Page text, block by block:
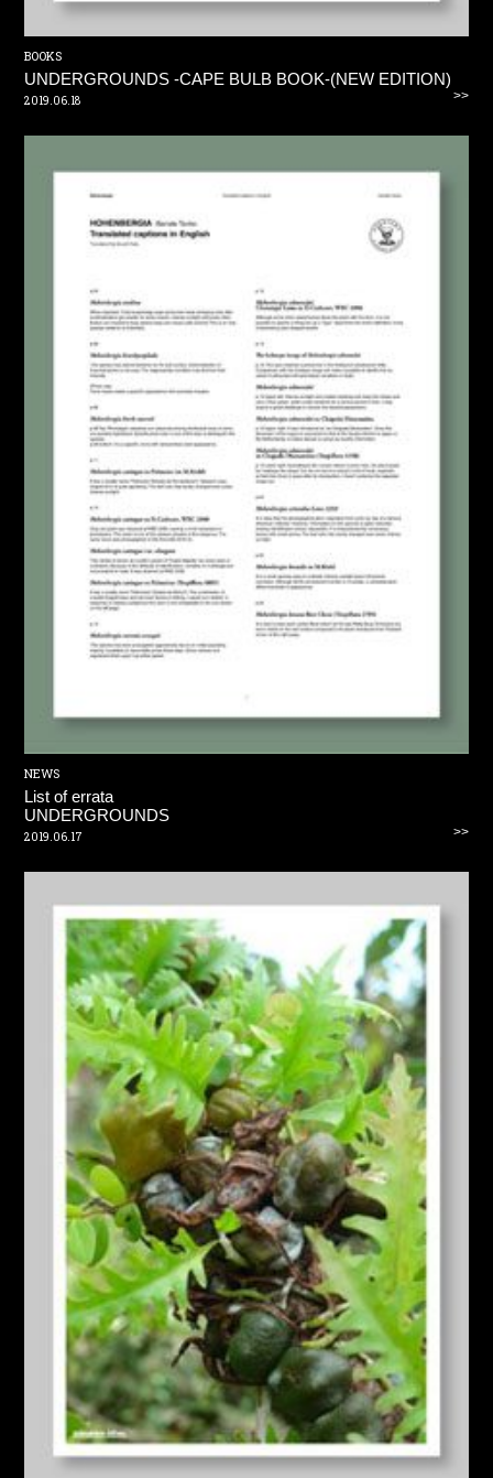
BOOKS
UNDERGROUNDS -CAPE BULB BOOK-(NEW EDITION)
2019.06.18 >>
NEWS
List of errata
UNDERGROUNDS
2019.06.17 >>